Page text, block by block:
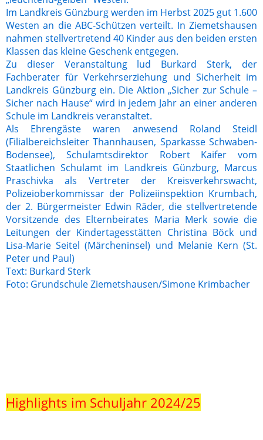
Im Landkreis Günzburg werden im Herbst 2025 gut 1.600
Westen an die ABC-Schützen verteilt. In Ziemetshausen
nahmen stellvertretend 40 Kinder aus den beiden ersten
Klassen das kleine Geschenk entgegen.
Zu dieser Veranstaltung lud Burkard Sterk, der
Fachberater für Verkehrserziehung und Sicherheit im
Landkreis Günzburg ein. Die Aktion „Sicher zur Schule –
Sicher nach Hause“ wird in jedem Jahr an einer anderen
Schule im Landkreis veranstaltet.
Als Ehrengäste waren anwesend Roland Steidl
(Filialbereichsleiter Thannhausen, Sparkasse Schwaben-
Bodensee), Schulamtsdirektor Robert Kaifer vom
Staatlichen Schulamt im Landkreis Günzburg, Marcus
Praschivka als Vertreter der Kreisverkehrswacht,
Polizeioberkommissar der Polizeiinspektion Krumbach,
der 2. Bürgermeister Edwin Räder, die stellvertretende
Vorsitzende des Elternbeirates Maria Merk sowie die
Leitungen der Kindertagesstätten Christina Böck und
Lisa-Marie Seitel (Märcheninsel) und Melanie Kern (St.
Peter und Paul)
Text: Burkard Sterk
Foto: Grundschule Ziemetshausen/Simone Krimbacher
Highlights im Schuljahr 2024/25